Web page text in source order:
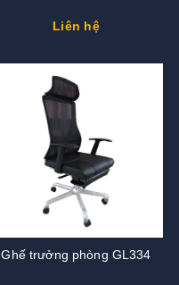
Liên hệ
Ghế trưởng phòng GL334